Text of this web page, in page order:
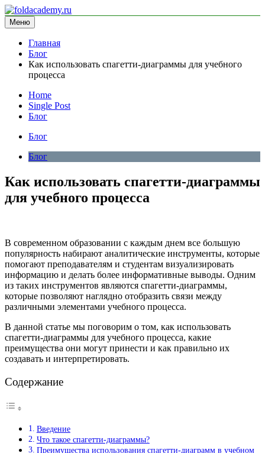
Перейти
к
содержимому
foldacademy.ru
информационный сайт
Меню
Главная
Блог
Как использовать спагетти-диаграммы для учебного
процесса
Home
Single Post
Блог
Блог
Блог
Как использовать спагетти-диаграммы
для учебного процесса
В современном образовании с каждым днем все большую
популярность набирают аналитические инструменты, которые
помогают преподавателям и студентам визуализировать
информацию и делать более информативные выводы. Одним
из таких инструментов являются спагетти-диаграммы,
которые позволяют наглядно отобразить связи между
различными элементами учебного процесса.
В данной статье мы поговорим о том, как использовать
спагетти-диаграммы для учебного процесса, какие
преимущества они могут принести и как правильно их
создавать и интерпретировать.
Содержание
Введение
Что такое спагетти-диаграммы?
Преимущества использования спагетти-диаграмм в учебном